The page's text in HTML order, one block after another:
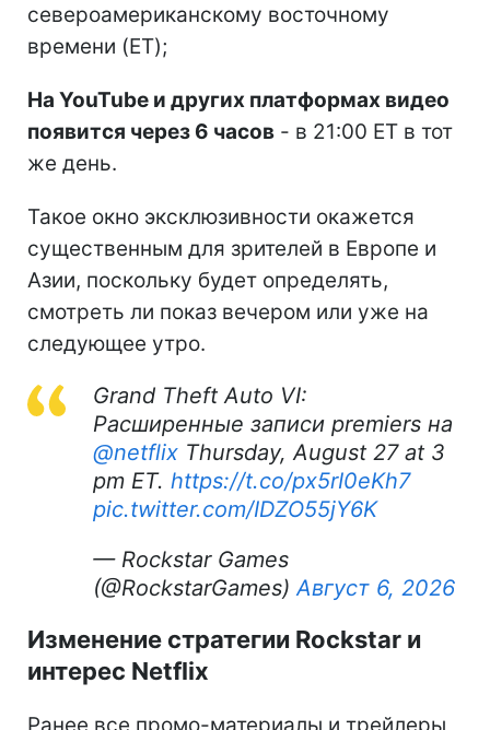
североамериканскому восточному
времени (ET);
На YouTube и других платформах видео
появится через 6 часов - в 21:00 ET в тот
же день.
Такое окно эксклюзивности окажется
существенным для зрителей в Европе и
Азии, поскольку будет определять,
смотреть ли показ вечером или уже на
следующее утро.
Grand Theft Auto VI:
Расширенные записи premiers на
@netflix Thursday, August 27 at 3
pm ET. https://t.co/px5rI0eKh7
pic.twitter.com/IDZO55jY6K
— Rockstar Games
(@RockstarGames) Август 6, 2026
Изменение стратегии Rockstar и
интерес Netflix
Ранее все промо-материалы и трейлеры